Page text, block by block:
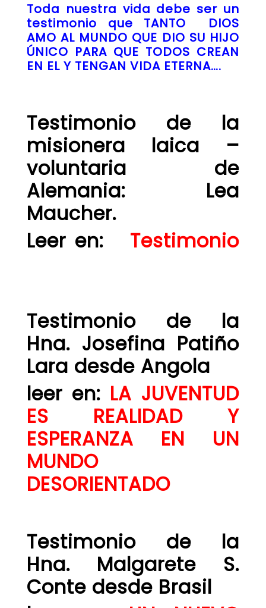
Toda nuestra vida debe ser un
testimonio que TANTO DIOS
AMO AL MUNDO QUE DIO SU HIJO
ÚNICO PARA QUE TODOS CREAN
EN EL Y TENGAN VIDA ETERNA….
Testimonio de la
misionera laica –
voluntaria de
Alemania: Lea
Maucher.
Leer en:
Testimonio
Testimonio de la
Hna. Josefina Patiño
Lara desde Angola
leer en: LA JUVENTUD
ES REALIDAD Y
ESPERANZA EN UN
MUNDO
DESORIENTADO
Testimonio de la
Hna. Malgarete S.
Conte desde Brasil